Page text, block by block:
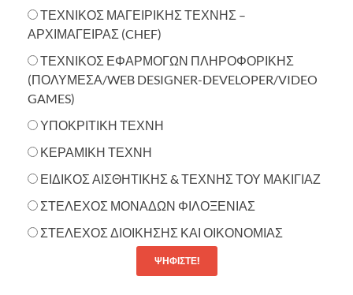
ΤΕΧΝΙΚΟΣ ΜΑΓΕΙΡΙΚΗΣ ΤΕΧΝΗΣ –
ΑΡΧΙΜΑΓΕΙΡΑΣ (CHEF)
ΤΕΧΝΙΚΟΣ ΕΦΑΡΜΟΓΩΝ ΠΛΗΡΟΦΟΡΙΚΗΣ
(ΠΟΛΥΜΕΣΑ/WEB DESIGNER-DEVELOPER/VIDEO
GAMES)
ΥΠΟΚΡΙΤΙΚΗ ΤΕΧΝΗ
ΚΕΡΑΜΙΚΗ ΤΕΧΝΗ
ΕΙΔΙΚΟΣ ΑΙΣΘΗΤΙΚΗΣ & ΤΕΧΝΗΣ ΤΟΥ ΜΑΚΙΓΙΑΖ
ΣΤΕΛΕΧΟΣ ΜΟΝΑΔΩΝ ΦΙΛΟΞΕΝΙΑΣ
ΣΤΕΛΕΧΟΣ ΔΙΟΙΚΗΣΗΣ ΚΑΙ ΟΙΚΟΝΟΜΙΑΣ